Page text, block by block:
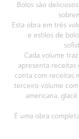
Bolos são
Esta obra em três
e estilos de
Cada volume
apresenta receitas
conta com receitas
terceiro volume
americana,
É uma obra